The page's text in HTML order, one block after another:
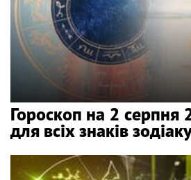
Гороскоп на 2 серпня
для всіх знаків